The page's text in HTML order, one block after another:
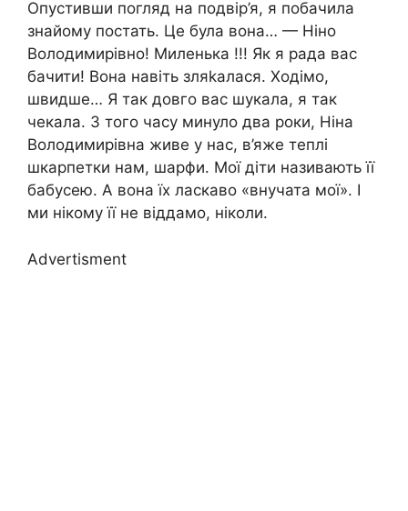
Опустивши погляд на подвір’я, я побачила
знайому постать. Це була вона… — Ніно
Володимирівно! Миленька !!! Як я рада вас
бачити! Вона навіть зляkалася. Ходімо,
швидше… Я так довго вас шукала, я так
чекала. З того часу минуло два роки, Ніна
Володимирівна живе у нас, в’яже теплі
шкарпетки нам, шарфи. Мої діти називають її
бабусею. А вона їх ласкаво «внучата мої». І
ми нікому її не віддамо, ніколи.
Advertisment